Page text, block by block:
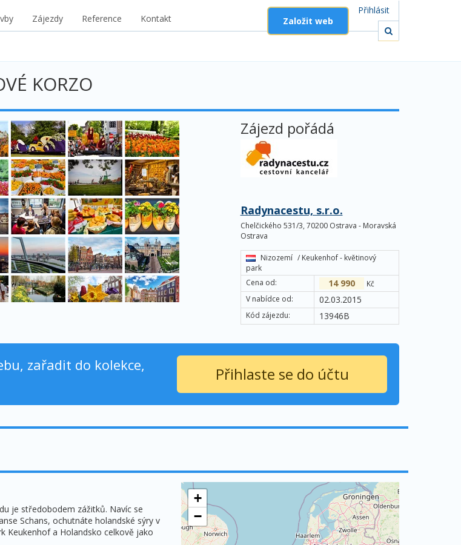
Přihlásit
Založit web
Zájezdy Reference Kontakt
KORZO
Zájezd pořádá
Radynacestu, s.r.o.
Chelčického 531/3, 70200 Ostrava - Moravská
Ostrava
Nizozemí / Keukenhof - květinový
park
Cena od:
14 990 Kč
V nabídce od: 02.03.2015
Kód zájezdu: 13946B
zařadit do kolekce,
Přihlaste se do účtu
+
−
je středobodem zážitků. Navíc se
Schans, ochutnáte holandské sýry v
Keukenhof a Holandsko celkově jako